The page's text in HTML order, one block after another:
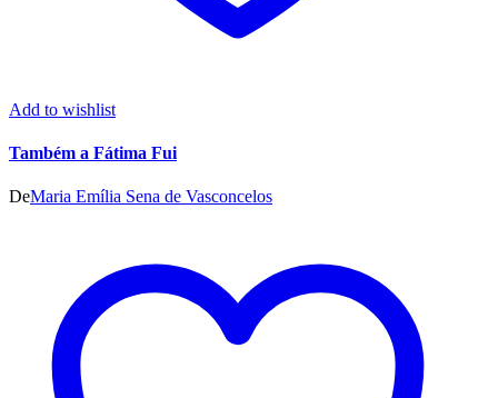
Add to wishlist
Também a Fátima Fui
DeMaria Emília Sena de Vasconcelos